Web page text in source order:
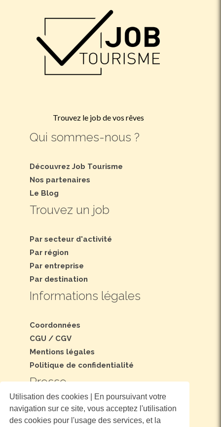
Utilisation des cookies | En poursuivant votre
navigation sur ce site, vous acceptez l'utilisation
des cookies pour l'usage des services, et la
Trouvez le job de vos rêves
Qui sommes-nous ?
Découvrez Job Tourisme
Nos partenaires
Le Blog
Trouvez un job
Par secteur d'activité
Par région
Par entreprise
Par destination
Informations légales
Coordonnées
CGU / CGV
Mentions légales
Politique de confidentialité
Presse
Dossier et communiqué de presse